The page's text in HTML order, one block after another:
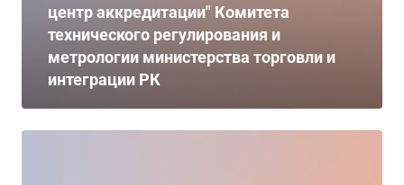
центр аккредитации" Комитета
технического регулирования и
метрологии министерства торговли и
интеграции РК